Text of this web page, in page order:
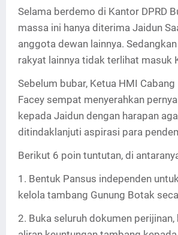
Selama berdemo di Kantor DPRD
massa ini hanya diterima Jaidun
anggota dewan lainnya.
rakyat lainnya tidak terlihat masuk
Sebelum bubar, Ketua HMI
Facey sempat menyerahkan
kepada Jaidun dengan harapan
ditindaklanjuti aspirasi para
Berikut 6 poin tuntutan, di
1. Bentuk Pansus independen
kelola tambang Gunung Botak
2. Buka seluruh dokumen perijinan,